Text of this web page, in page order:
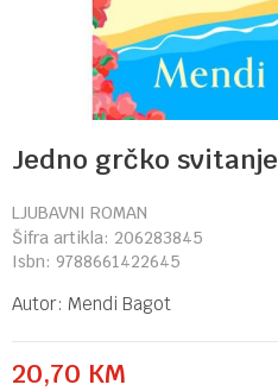
Jedno grčko svitanje
LJUBAVNI ROMAN
Šifra artikla: 206283845
Isbn: 9788661422645
Autor: Mendi Bagot
20,70 KM